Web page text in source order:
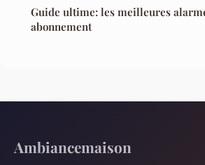
Guide ultime: les meilleures
abonnement
Ambiancemaison